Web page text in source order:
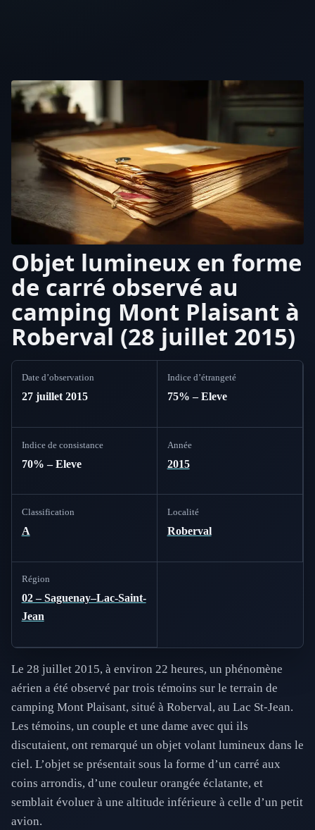
Objet lumineux en forme
de carré observé au
camping Mont Plaisant à
Roberval (28 juillet 2015)
Date d’observation
27 juillet 2015
Indice d’étrangeté
75% – Eleve
Indice de consistance
70% – Eleve
Année
2015
Classification
A
Localité
Roberval
Région
02 – Saguenay–Lac-Saint-
Jean
Le 28 juillet 2015, à environ 22 heures, un phénomène
aérien a été observé par trois témoins sur le terrain de
camping Mont Plaisant, situé à Roberval, au Lac St-Jean.
Les témoins, un couple et une dame avec qui ils
discutaient, ont remarqué un objet volant lumineux dans le
ciel. L’objet se présentait sous la forme d’un carré aux
coins arrondis, d’une couleur orangée éclatante, et
semblait évoluer à une altitude inférieure à celle d’un petit
avion.